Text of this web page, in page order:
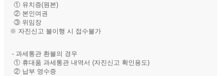
① 유치증(원본)
② 본인여권
③ 위임장
※ 자진신고 불이행 시 접수불가
- 과세통관 환불의 경우
① 휴대품 과세통관 내역서 (자진신고 확인용도)
② 납부 영수증